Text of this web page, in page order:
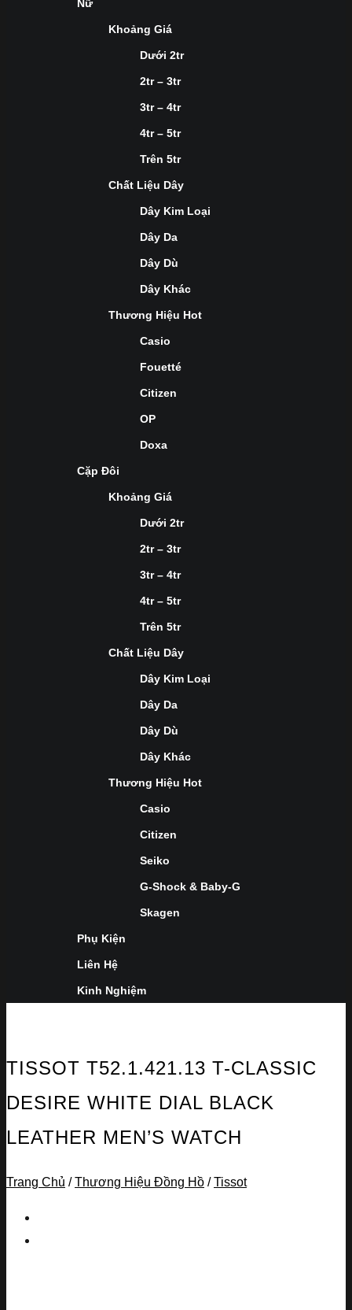
Nữ
Khoảng Giá
Dưới 2tr
2tr – 3tr
3tr – 4tr
4tr – 5tr
Trên 5tr
Chất Liệu Dây
Dây Kim Loại
Dây Da
Dây Dù
Dây Khác
Thương Hiệu Hot
Casio
Fouetté
Citizen
OP
Doxa
Cặp Đôi
Khoảng Giá
Dưới 2tr
2tr – 3tr
3tr – 4tr
4tr – 5tr
Trên 5tr
Chất Liệu Dây
Dây Kim Loại
Dây Da
Dây Dù
Dây Khác
Thương Hiệu Hot
Casio
Citizen
Seiko
G-Shock & Baby-G
Skagen
Phụ Kiện
Liên Hệ
Kinh Nghiệm
TISSOT T52.1.421.13 T-CLASSIC
DESIRE WHITE DIAL BLACK
LEATHER MEN’S WATCH
Trang Chủ / Thương Hiệu Đồng Hồ / Tissot